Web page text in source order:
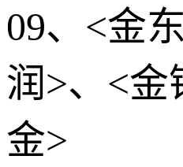
09、<金
润>、<金
金>